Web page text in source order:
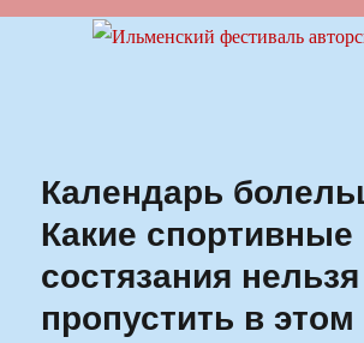
Ильменский фестиваль
Календарь
Какие спортивные
состязания нельзя
пропустить в этом